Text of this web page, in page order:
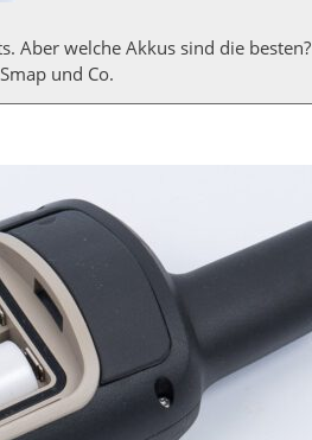
Aber welche Akkus sind die
und Co.